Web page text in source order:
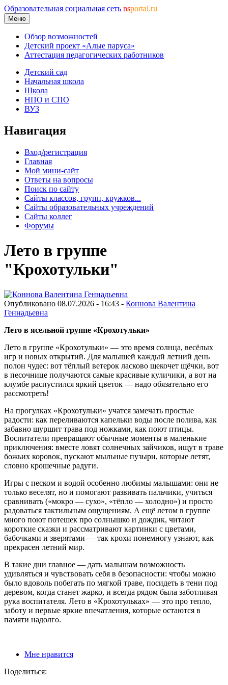
Образовательная социальная сеть nsportal.ru
Меню
Обзор возможностей
Детский проект «Алые паруса»
Аттестация педагогических работников
Детский сад
Начальная школа
Школа
НПО и СПО
ВУЗ
Навигация
Вход/регистрация
Главная
Мой мини-сайт
Ответы на вопросы
Поиск по сайту
Сайты классов, групп, кружков...
Сайты образовательных учреждений
Сайты коллег
Форумы
Лето в группе
"Крохотульки"
Опубликовано 08.07.2026 - 16:43 - Коннова Валентина
Геннадьевна
Лето в ясельной группе «Крохотульки»
Лето в группе «Крохотульки» — это время солнца, весёлых
игр и новых открытий. Для малышей каждый летний день
полон чудес: вот тёплый ветерок ласково щекочет щёчки, вот
в песочнице получаются самые красивые куличики, а вот на
клумбе распустился яркий цветок — надо обязательно его
рассмотреть!
На прогулках «Крохотульки» учатся замечать простые
радости: как переливаются капельки воды после полива, как
забавно шуршит трава под ножками, как поют птицы.
Воспитатели превращают обычные моменты в маленькие
приключения: вместе ловят солнечных зайчиков, ищут в траве
божьих коровок, пускают мыльные пузыри, которые летят,
словно крошечные радуги.
Игры с песком и водой особенно любимы малышами: они не
только веселят, но и помогают развивать пальчики, учиться
сравнивать («мокро — сухо», «тёпло — холодно») и просто
радоваться тактильным ощущениям. А ещё летом в группе
много поют потешек про солнышко и дождик, читают
короткие сказки и рассматривают картинки с цветами,
бабочками и зверятами — так крохи понемногу узнают, как
прекрасен летний мир.
В такие дни главное — дать малышам возможность
удивляться и чувствовать себя в безопасности: чтобы можно
было вдоволь побегать по мягкой траве, посидеть в тени под
деревом, когда станет жарко, и всегда рядом была заботливая
рука воспитателя. Лето в «Крохотульках» — это про тепло,
заботу и первые яркие впечатления, которые остаются в
памяти надолго.
Мне нравится
Поделиться: